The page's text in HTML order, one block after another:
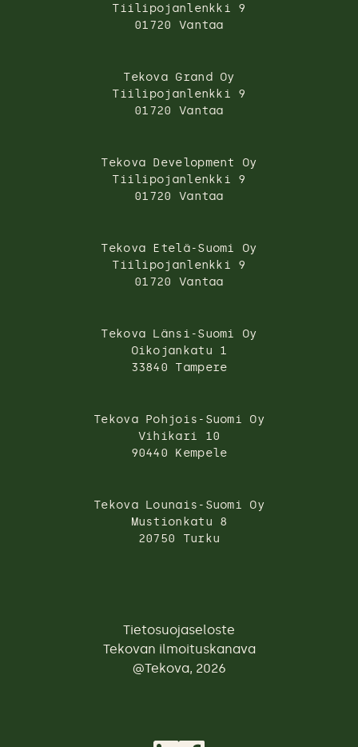
Tiilipojanlenkki 9
01720 Vantaa
Tekova Grand Oy
Tiilipojanlenkki 9
01720 Vantaa
Tekova Development Oy
Tiilipojanlenkki 9
01720 Vantaa
Tekova Etelä-Suomi Oy
Tiilipojanlenkki 9
01720 Vantaa
Tekova Länsi-Suomi Oy
Oikojankatu 1
33840 Tampere
Tekova Pohjois-Suomi Oy
Vihikari 10
90440 Kempele
Tekova Lounais-Suomi Oy
Mustionkatu 8
20750 Turku
Tietosuojaseloste
Tekovan ilmoituskanava
@Tekova, 2026